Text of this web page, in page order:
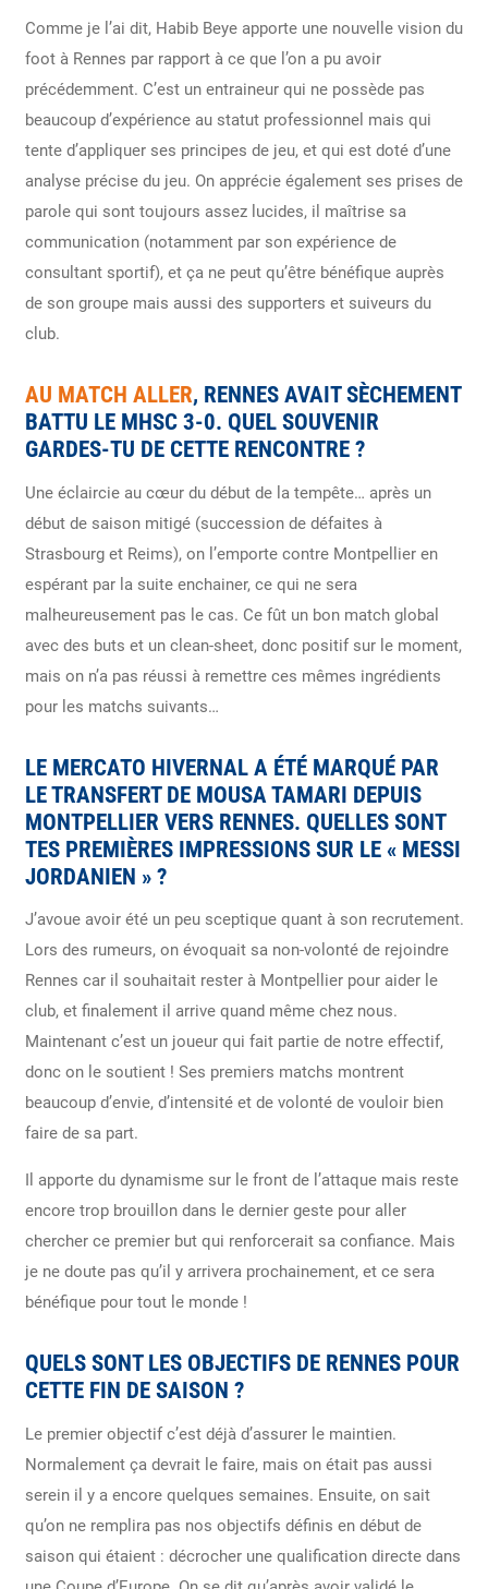
Comme je l’ai dit, Habib Beye apporte une nouvelle vision du
foot à Rennes par rapport à ce que l’on a pu avoir
précédemment. C’est un entraineur qui ne possède pas
beaucoup d’expérience au statut professionnel mais qui
tente d’appliquer ses principes de jeu, et qui est doté d’une
analyse précise du jeu. On apprécie également ses prises de
parole qui sont toujours assez lucides, il maîtrise sa
communication (notamment par son expérience de
consultant sportif), et ça ne peut qu’être bénéfique auprès
de son groupe mais aussi des supporters et suiveurs du
club.
AU MATCH ALLER, RENNES AVAIT SÈCHEMENT
BATTU LE MHSC 3-0. QUEL SOUVENIR
GARDES-TU DE CETTE RENCONTRE ?
Une éclaircie au cœur du début de la tempête… après un
début de saison mitigé (succession de défaites à
Strasbourg et Reims), on l’emporte contre Montpellier en
espérant par la suite enchainer, ce qui ne sera
malheureusement pas le cas. Ce fût un bon match global
avec des buts et un clean-sheet, donc positif sur le moment,
mais on n’a pas réussi à remettre ces mêmes ingrédients
pour les matchs suivants…
LE MERCATO HIVERNAL A ÉTÉ MARQUÉ PAR
LE TRANSFERT DE MOUSA TAMARI DEPUIS
MONTPELLIER VERS RENNES. QUELLES SONT
TES PREMIÈRES IMPRESSIONS SUR LE « MESSI
JORDANIEN » ?
J’avoue avoir été un peu sceptique quant à son recrutement.
Lors des rumeurs, on évoquait sa non-volonté de rejoindre
Rennes car il souhaitait rester à Montpellier pour aider le
club, et finalement il arrive quand même chez nous.
Maintenant c’est un joueur qui fait partie de notre effectif,
donc on le soutient ! Ses premiers matchs montrent
beaucoup d’envie, d’intensité et de volonté de vouloir bien
faire de sa part.
Il apporte du dynamisme sur le front de l’attaque mais reste
encore trop brouillon dans le dernier geste pour aller
chercher ce premier but qui renforcerait sa confiance. Mais
je ne doute pas qu’il y arrivera prochainement, et ce sera
bénéfique pour tout le monde !
QUELS SONT LES OBJECTIFS DE RENNES POUR
CETTE FIN DE SAISON ?
Le premier objectif c’est déjà d’assurer le maintien.
Normalement ça devrait le faire, mais on était pas aussi
serein il y a encore quelques semaines. Ensuite, on sait
qu’on ne remplira pas nos objectifs définis en début de
saison qui étaient : décrocher une qualification directe dans